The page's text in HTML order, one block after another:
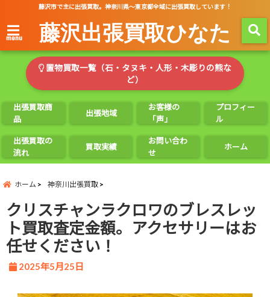
藤沢市で主に出張買取。神奈川県～東京都全域に出張買取しています！
menu 藤沢出張買取ひなた
置物買取一覧（石・タヌキ・人形・木彫りの熊な
ど）
出張買取商
品
出張地域
お客様の
「声」
プロフィー
ル
出張買取の
流れ
買取実績
お問い合わ
せ
ホーム
ホーム 神奈川出張買取
クリスチャンラクロワのブレスレッ
ト買取査定金額。アクセサリーはお
任せください！
2025年5月25日